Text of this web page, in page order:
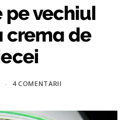
vechiul
crema de
4 COMENTARII